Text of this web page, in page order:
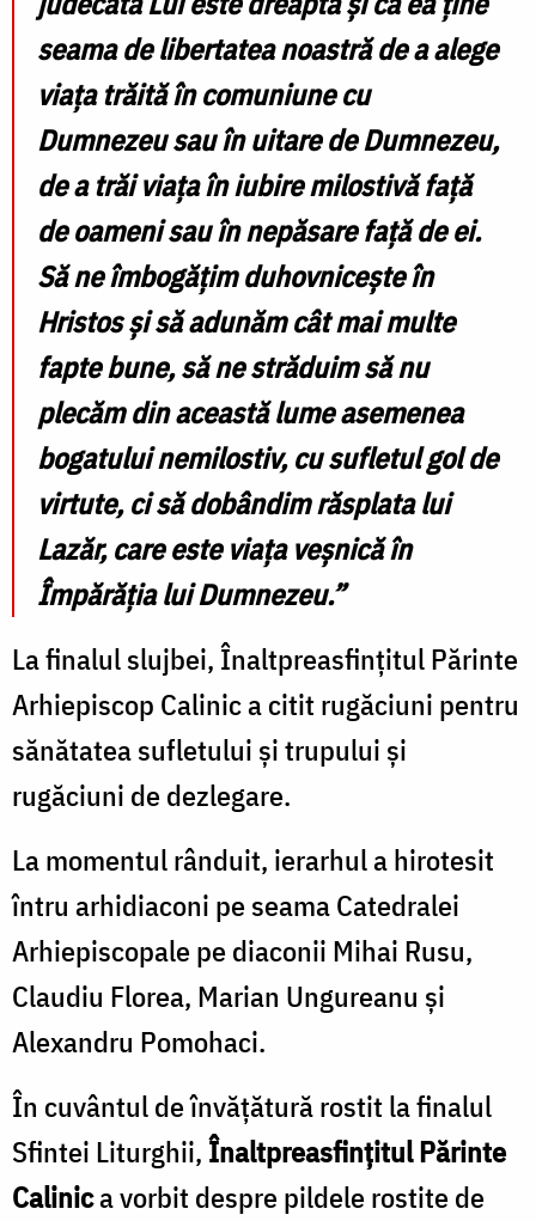
seama de libertatea noastră de a alege
viața trăită în comuniune cu
Dumnezeu sau în uitare de Dumnezeu,
de a trăi viața în iubire milostivă față
de oameni sau în nepăsare față de ei.
Să ne îmbogățim duhovnicește în
Hristos și să adunăm cât mai multe
fapte bune, să ne străduim să nu
plecăm din această lume asemenea
bogatului nemilostiv, cu sufletul gol de
virtute, ci să dobândim răsplata lui
Lazăr, care este viața veșnică în
Împărăția lui Dumnezeu.”
La finalul slujbei, Înaltpreasfințitul Părinte
Arhiepiscop Calinic a citit rugăciuni pentru
sănătatea sufletului și trupului și
rugăciuni de dezlegare.
La momentul rânduit, ierarhul a hirotesit
întru arhidiaconi pe seama Catedralei
Arhiepiscopale pe diaconii Mihai Rusu,
Claudiu Florea, Marian Ungureanu și
Alexandru Pomohaci.
În cuvântul de învățătură rostit la finalul
Sfintei Liturghii,Înaltpreasfințitul Părinte
Calinica vorbit despre pildele rostite de